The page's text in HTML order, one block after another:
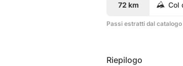
72 km Col
Passi estratti dal
Riepilogo